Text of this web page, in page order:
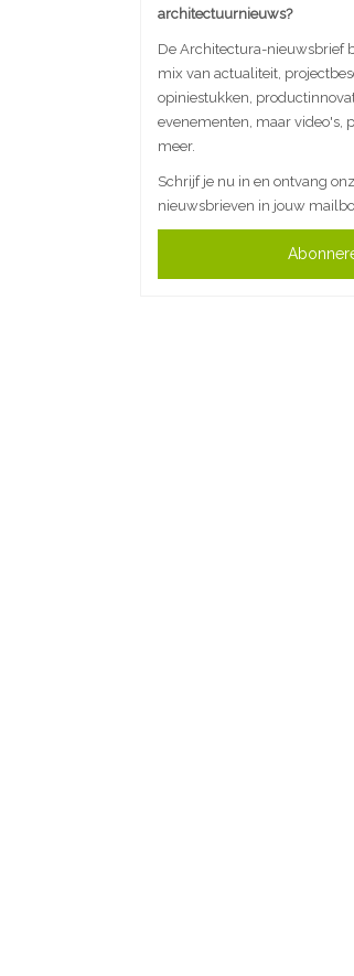
architectuurnieuws?
De Architectura-nieuwsbrief
mix van actualiteit,
opiniestukken,
evenementen, maar video's,
meer.
Schrijf je nu in en ontvang
nieuwsbrieven in jouw